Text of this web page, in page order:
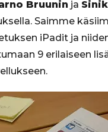
Bruunin ja
Saimme
iPadit ja
9 erilaiseen